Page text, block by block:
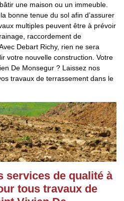
une maison ou un immeuble.
bonne tenue du sol afin d’assurer
multiples peuvent être à prévoir
raccordement de
Debart Richy, rien ne sera
votre nouvelle construction. Votre
De Monsegur ? Laissez nos
travaux de terrassement dans le
services de qualité à
tous travaux de